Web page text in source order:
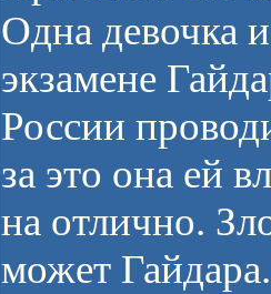
Одна девочка
экзамене
России
за это она ей
на отлично.
может